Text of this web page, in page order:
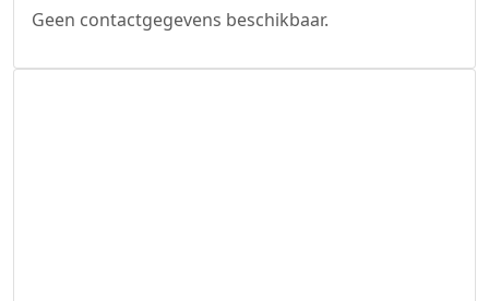
Geen contactgegevens beschikbaar.